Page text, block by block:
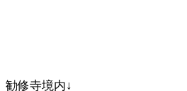
勧修寺境内↓